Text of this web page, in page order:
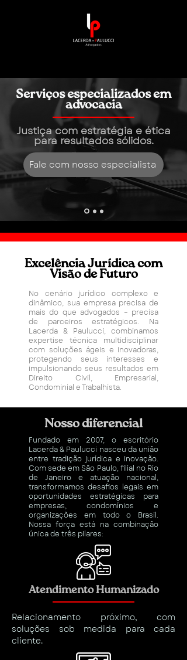
Serviços especializados em
advocacia
Justiça com estratégia e ética
para resultados sólidos.
Fale com nosso especialista
Excelência Jurídica com
Visão de Futuro
No cenário jurídico complexo e
dinâmico, sua empresa precisa de
mais do que advogados – precisa
de parceiros estratégicos. Na
Lacerda & Paulucci, combinamos
expertise técnica multidisciplinar
com soluções ágeis e inovadoras,
protegendo seus interesses e
impulsionando seus resultados em
Direito Civil, Empresarial,
Condominial e Trabalhista.
Nosso diferencial
Fundado em 2007, o escritório
Lacerda & Paulucci nasceu da união
entre tradição jurídica e inovação.
Com sede em São Paulo, filial no Rio
de Janeiro e atuação nacional,
transformamos desafios legais em
oportunidades estratégicas para
empresas, condomínios e
organizações em todo o Brasil.
Nossa força está na combinação
única de três pilares:
Atendimento Humanizado
Relacionamento próximo, com
soluções sob medida para cada
cliente.